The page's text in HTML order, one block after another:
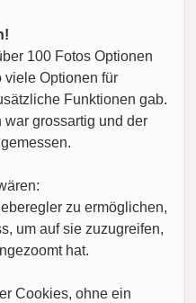
100 Fotos Optionen
viele Optionen für
Funktionen gab.
grossartig und der
zu ermöglichen,
um auf sie zuzugreifen,
hat.
Cookies, ohne ein